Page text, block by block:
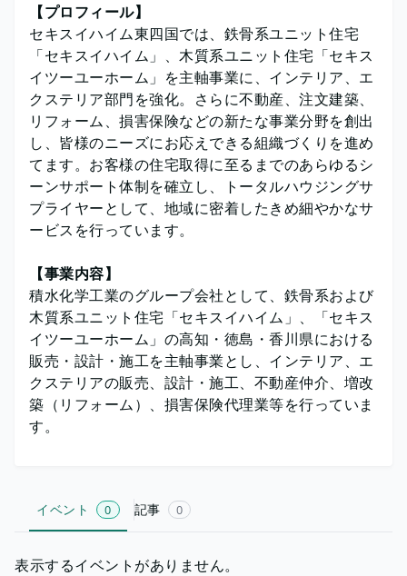
【プロフィール】
セキスイハイム東四国では、鉄骨系ユニット住宅
「セキスイハイム」、木質系ユニット住宅「セキス
イツーユーホーム」を主軸事業に、インテリア、エ
クステリア部門を強化。さらに不動産、注文建築、
リフォーム、損害保険などの新たな事業分野を創出
し、皆様のニーズにお応えできる組織づくりを進め
てます。お客様の住宅取得に至るまでのあらゆるシ
ーンサポート体制を確立し、トータルハウジングサ
プライヤーとして、地域に密着したきめ細やかなサ
ービスを行っています。
【事業内容】
積水化学工業のグループ会社として、鉄骨系および
木質系ユニット住宅「セキスイハイム」、「セキス
イツーユーホーム」の高知・徳島・香川県における
販売・設計・施工を主軸事業とし、インテリア、エ
クステリアの販売、設計・施工、不動産仲介、増改
築（リフォーム）、損害保険代理業等を行っていま
す。
イベント 0 記事 0
表示するイベントがありません。